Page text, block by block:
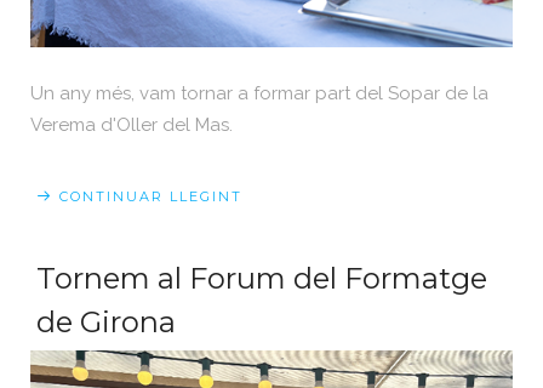
Un any més, vam tornar a formar part del Sopar de la
Verema d'Oller del Mas.
CONTINUAR LLEGINT
Tornem al Forum del Formatge
de Girona